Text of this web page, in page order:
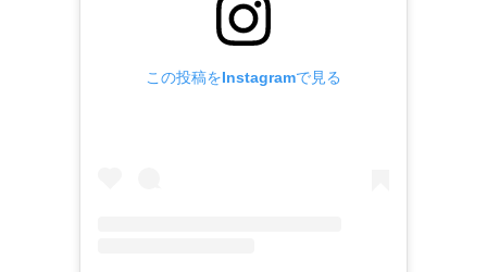
この投稿をInstagramで見る